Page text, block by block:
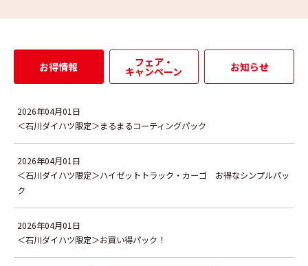
お得情報 フェア・
キャンペーン お知らせ
2026年04月01日
＜石川ダイハツ限定＞まるまるコーティングパック
2026年04月01日
＜石川ダイハツ限定＞ハイゼットトラック・カーゴ お得なシンプルパッ
ク
2026年04月01日
＜石川ダイハツ限定＞お買い得パック！